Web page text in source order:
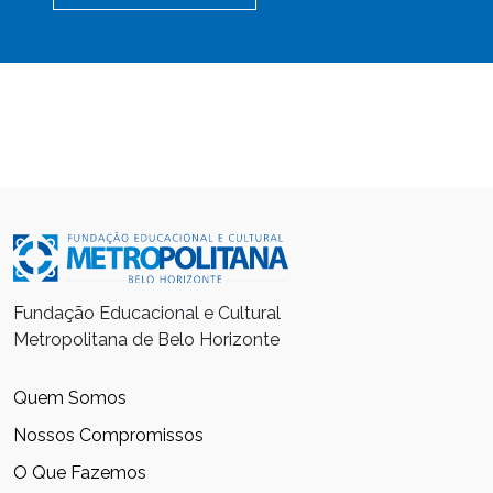
Fundação Educacional e Cultural
Metropolitana de Belo Horizonte
Quem Somos
Nossos Compromissos
O Que Fazemos